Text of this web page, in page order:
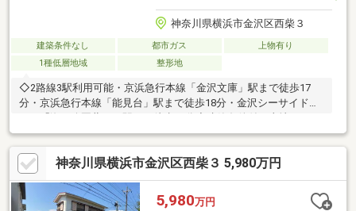
神奈川県横浜市金沢区西柴３
建築条件なし 都市ガス
上物有り
1種低層地域
整形地
◇2路線3駅利用可能・京浜急行本線「金沢文庫」駅まで徒歩17
分・京浜急行本線「能見台」駅まで徒歩18分・金沢シーサイドラ
ざいません。◇閑静な住宅地◇整形地
神奈川県横浜市金沢区西柴３ 5,980万円
5,980万円